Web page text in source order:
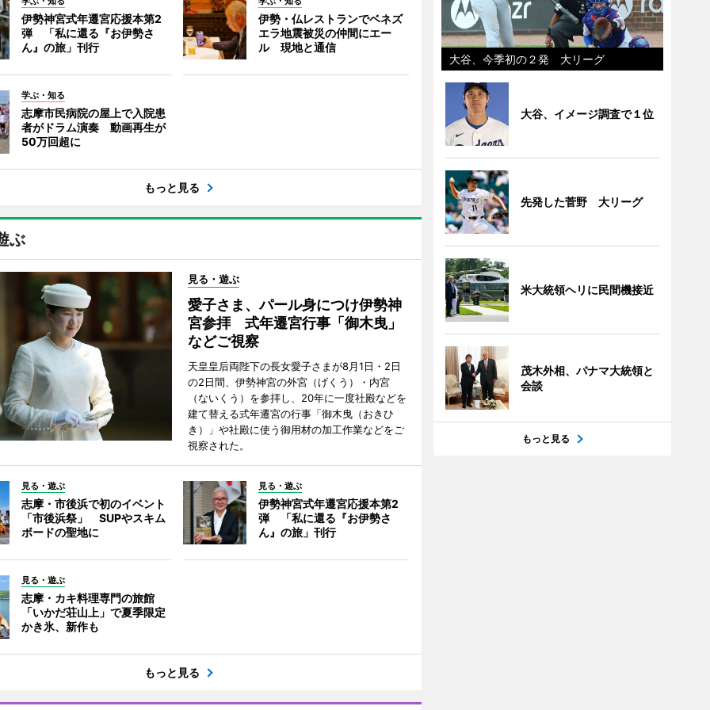
伊勢神宮式年遷宮応援本第2
弾 「私に還る『お伊勢さ
ん』の旅」刊行
伊勢・仏レストランでベネズ
エラ地震被災の仲間にエー
ル 現地と通信
学ぶ・知る
志摩市民病院の屋上で入院患
者がドラム演奏 動画再生が
50万回超に
もっと見る
ぶ
見る・遊ぶ
愛子さま、パール身につけ伊勢神
宮参拝 式年遷宮行事「御木曳」
などご視察
天皇皇后両陛下の長女愛子さまが8月1日・2日
の2日間、伊勢神宮の外宮（げくう）・内宮
（ないくう）を参拝し、20年に一度社殿などを
建て替える式年遷宮の行事「御木曳（おきひ
き）」や社殿に使う御用材の加工作業などをご
視察された。
見る・遊ぶ
志摩・市後浜で初のイベント
「市後浜祭」 SUPやスキム
ボードの聖地に
見る・遊ぶ
伊勢神宮式年遷宮応援本第2
弾 「私に還る『お伊勢さ
ん』の旅」刊行
見る・遊ぶ
志摩・カキ料理専門の旅館
「いかだ荘山上」で夏季限定
かき氷、新作も
もっと見る
大谷、今季初の２発 大リーグ
大谷、イメージ調査で１位
先発した菅野 大リーグ
米大統領ヘリに民間機接近
茂木外相、パナマ大統領と
会談
もっと見る